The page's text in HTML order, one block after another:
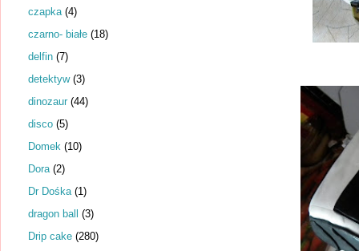
czapka (4)
czarno- białe (18)
delfin (7)
detektyw (3)
dinozaur (44)
disco (5)
Domek (10)
Dora (2)
Dr Dośka (1)
dragon ball (3)
Drip cake (280)